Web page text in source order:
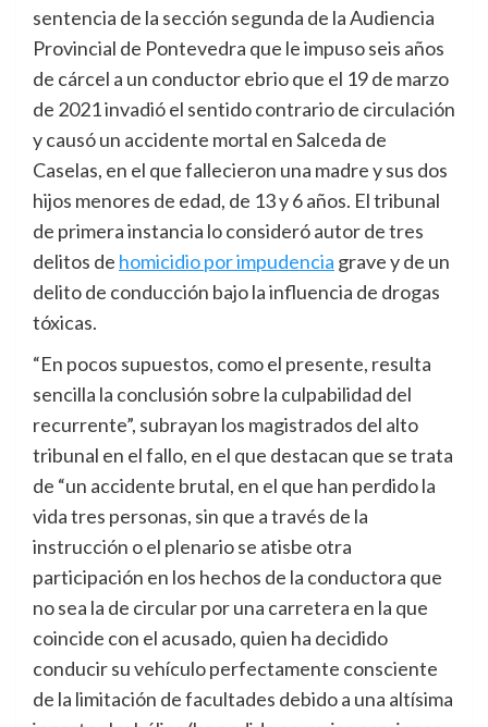
sentencia de la sección segunda de la Audiencia
Provincial de Pontevedra que le impuso seis años
de cárcel a un conductor ebrio que el 19 de marzo
de 2021 invadió el sentido contrario de circulación
y causó un accidente mortal en Salceda de
Caselas, en el que fallecieron una madre y sus dos
hijos menores de edad, de 13 y 6 años. El tribunal
de primera instancia lo consideró autor de tres
delitos de homicidio por impudencia grave y de un
delito de conducción bajo la influencia de drogas
tóxicas.
“En pocos supuestos, como el presente, resulta
sencilla la conclusión sobre la culpabilidad del
recurrente”, subrayan los magistrados del alto
tribunal en el fallo, en el que destacan que se trata
de “un accidente brutal, en el que han perdido la
vida tres personas, sin que a través de la
instrucción o el plenario se atisbe otra
participación en los hechos de la conductora que
no sea la de circular por una carretera en la que
coincide con el acusado, quien ha decidido
conducir su vehículo perfectamente consciente
de la limitación de facultades debido a una altísima